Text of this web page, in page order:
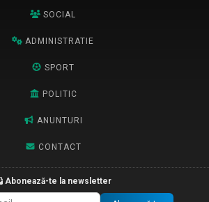
SOCIAL
ADMINISTRATIE
SPORT
POLITIC
ANUNTURI
CONTACT
Abonează-te la newsletter